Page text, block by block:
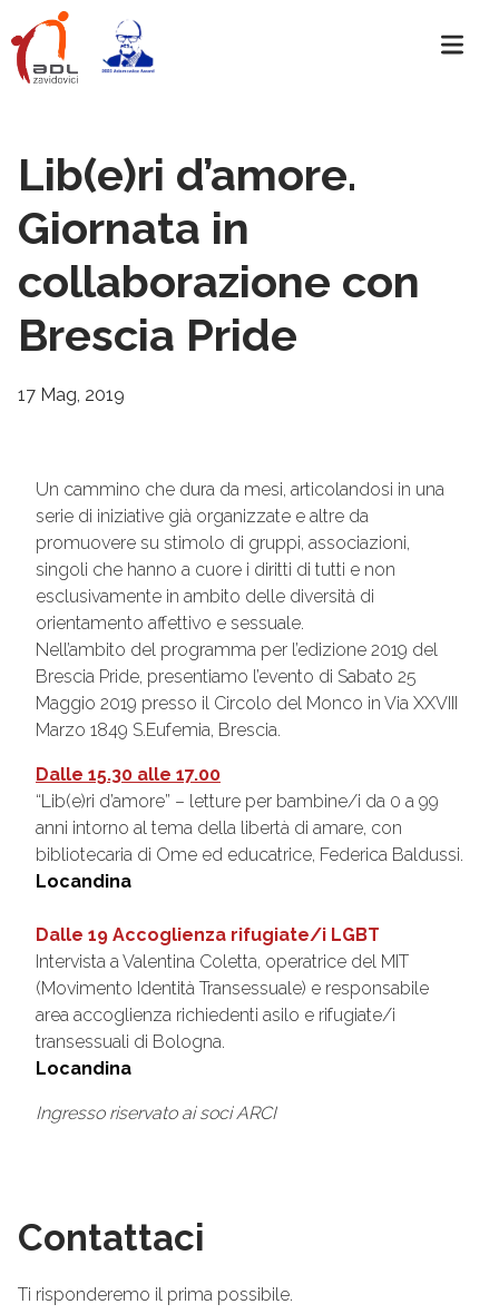
Lib(e)ri d’amore.
Giornata in
collaborazione con
Brescia Pride
17 Mag, 2019
Un cammino che dura da mesi, articolandosi in una
serie di iniziative già organizzate e altre da
promuovere su stimolo di gruppi, associazioni,
singoli che hanno a cuore i diritti di tutti e non
esclusivamente in ambito delle diversità di
orientamento affettivo e sessuale.
Nell’ambito del programma per l’edizione 2019 del
Brescia Pride, presentiamo l’evento di Sabato 25
Maggio 2019 presso il Circolo del Monco in Via XXVIII
Marzo 1849 S.Eufemia, Brescia.
Dalle 15.30 alle 17.00
“Lib(e)ri d’amore” – letture per bambine/i da 0 a 99
anni intorno al tema della libertà di amare, con
bibliotecaria di Ome ed educatrice, Federica Baldussi.
Locandina
Dalle 19 Accoglienza rifugiate/i LGBT
Intervista a Valentina Coletta, operatrice del MIT
(Movimento Identità Transessuale) e responsabile
area accoglienza richiedenti asilo e rifugiate/i
transessuali di Bologna.
Locandina
Ingresso riservato ai soci ARCI
Contattaci
Ti risponderemo il prima possibile.